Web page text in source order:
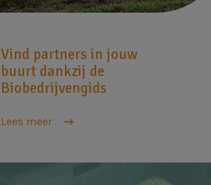
Vind partners in jouw
buurt dankzij de
Biobedrijvengids
Lees meer